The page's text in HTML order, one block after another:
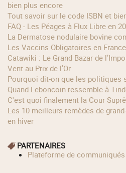
bien plus encore
Tout savoir sur le code ISBN et
FAQ - Les Péages à Flux Libre en
La Dermatose nodulaire bovine
Les Vaccins Obligatoires en
Catawiki : Le Grand Bazar de l’Imposture ou l'Art de Vendre du
Vent au Prix de l'Or
Pourquoi dit-on que les
Quand Leboncoin ressemble à
C'est quoi finalement la Cour
Les 10 meilleurs remèdes de grand-mère qu'il faut connaître
en hiver
PARTENAIRES
Plateforme de communiqués